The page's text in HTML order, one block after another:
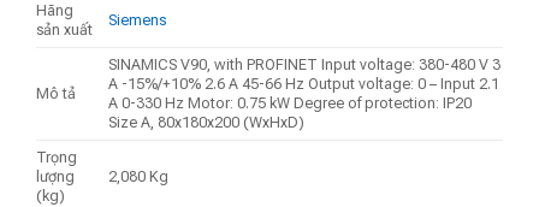
Hãng
sản xuất
Siemens
Mô tả
SINAMICS V90, with PROFINET Input voltage: 380-480 V 3
A -15%/+10% 2.6 A 45-66 Hz Output voltage: 0 – Input 2.1
A 0-330 Hz Motor: 0.75 kW Degree of protection: IP20
Size A, 80x180x200 (WxHxD)
Trọng
lượng
(kg)
2,080 Kg